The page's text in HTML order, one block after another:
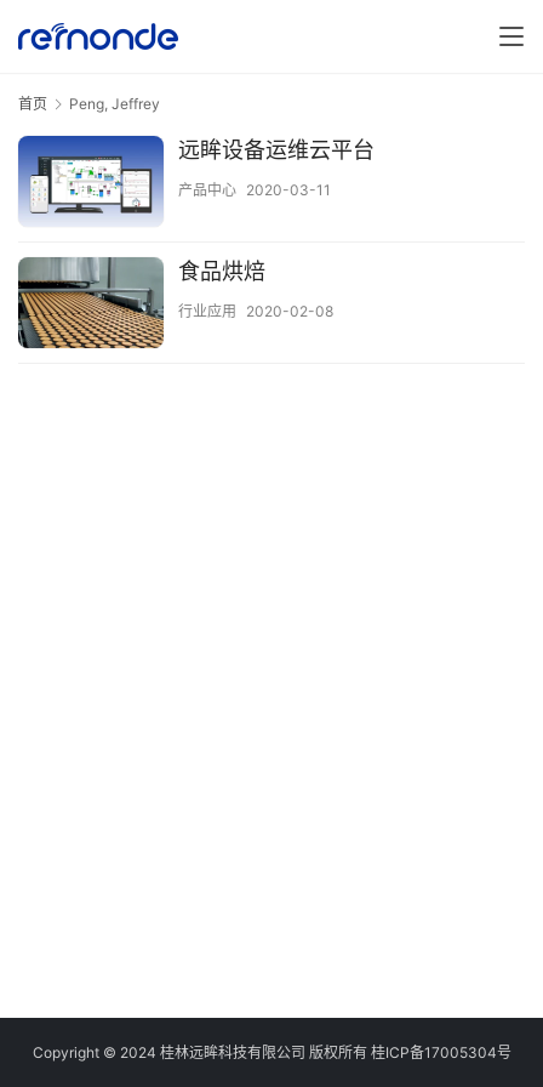
首页 Peng, Jeffrey
远眸设备运维云平台
产品中心 2020-03-11
食品烘焙
行业应用 2020-02-08
Copyright © 2024 桂林远眸科技有限公司 版权所有 桂ICP备17005304号